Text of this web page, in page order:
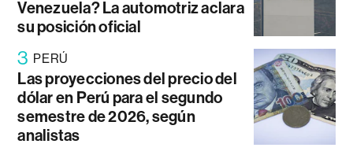
Venezuela? La automotriz aclara
su posición oficial
3 PERÚ
Las proyecciones del precio del
dólar en Perú para el segundo
semestre de 2026, según
analistas